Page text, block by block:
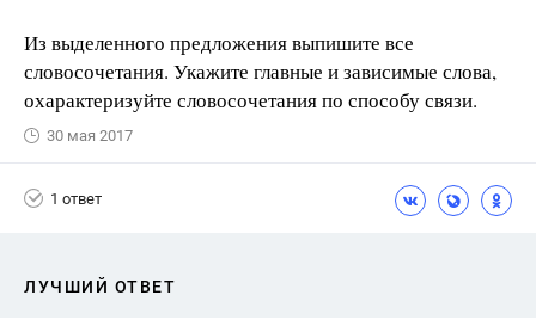
Из выделенного предложения выпишите все
словосочетания. Укажите главные и зависимые слова,
охарактеризуйте словосочетания по способу связи.
30 мая 2017
1 ответ
ЛУЧШИЙ ОТВЕТ